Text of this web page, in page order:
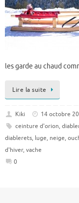
les garde au chaud
Lire la suite
Kiki 14 octobre
ceinture d'orion,
diablerets, luge, neige,
d'hiver, vache
0